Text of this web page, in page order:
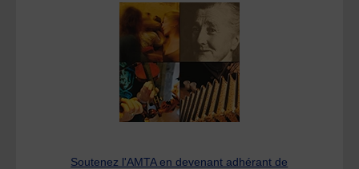
Soutenez l'AMTA en devenant adhérant de